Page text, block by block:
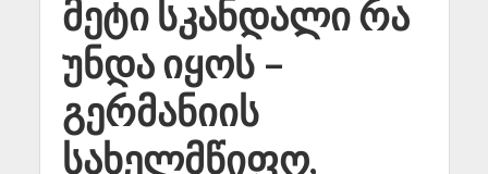
მეტი სკანდალი რა
უნდა იყოს –
გერმანიის
სახელმწიფო,